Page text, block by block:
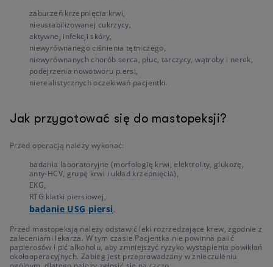
zaburzeń krzepnięcia krwi,
nieustabilizowanej cukrzycy,
aktywnej infekcji skóry,
niewyrównanego ciśnienia tętniczego,
niewyrównanych chorób serca, płuc, tarczycy, wątroby i nerek,
podejrzenia nowotworu piersi,
nierealistycznych oczekiwań pacjentki.
Jak przygotować się do mastopeksji?
Przed operacją należy wykonać:
badania laboratoryjne (morfologię krwi, elektrolity, glukozę,
anty-HCV, grupę krwi i układ krzepnięcia),
EKG,
RTG klatki piersiowej,
badanie USG piersi.
Przed mastopeksją należy odstawić leki rozrzedzające krew, zgodnie z
zaleceniami lekarza. W tym czasie Pacjentka nie powinna palić
papierosów i pić alkoholu, aby zmniejszyć ryzyko wystąpienia powikłań
okołooperacyjnych. Zabieg jest przeprowadzany w znieczuleniu